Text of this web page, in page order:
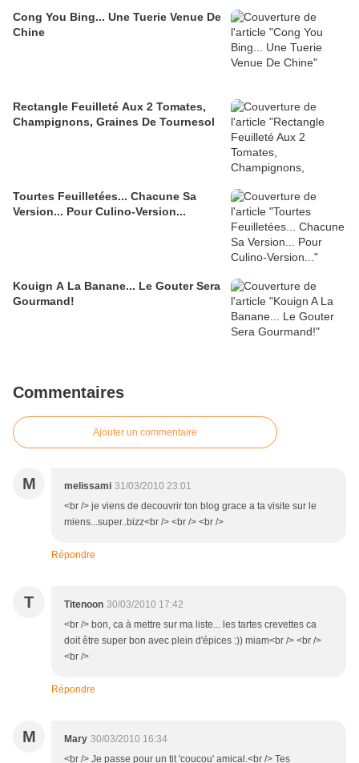
Cong You Bing... Une Tuerie Venue De
Chine
Rectangle Feuilleté Aux 2 Tomates,
Champignons, Graines De Tournesol
Tourtes Feuilletées... Chacune Sa
Version... Pour Culino-Version...
Kouign A La Banane... Le Gouter Sera
Gourmand!
Commentaires
Ajouter un commentaire
M melissami 31/03/2010 23:01
<br /> je viens de decouvrir ton blog grace a ta visite sur le
miens...super..bizz<br /> <br /> <br />
Répondre
T Titenoon 30/03/2010 17:42
<br /> bon, ca à mettre sur ma liste... les tartes crevettes ca
doit être super bon avec plein d'épices :)) miam<br /> <br />
<br />
Répondre
M Mary 30/03/2010 16:34
<br /> Je passe pour un tit 'coucou' amical.<br /> Tes